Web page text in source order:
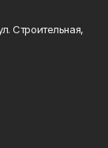
Строительная,